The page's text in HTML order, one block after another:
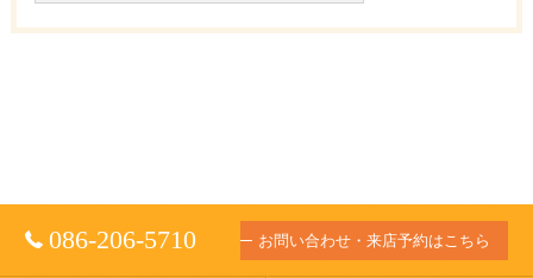
086-206-5710 お問い合わせ・来店予約はこちら